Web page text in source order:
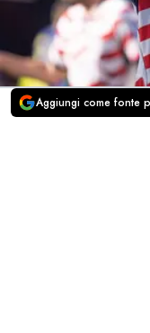
Aggiungi come fonte